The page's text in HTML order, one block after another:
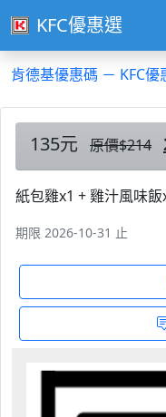
KFC優惠選
肯德基優惠碼 － KFC優
135元 原價$214
紙包雞x1 + 雞汁風味飯
期限 2026-10-31 止